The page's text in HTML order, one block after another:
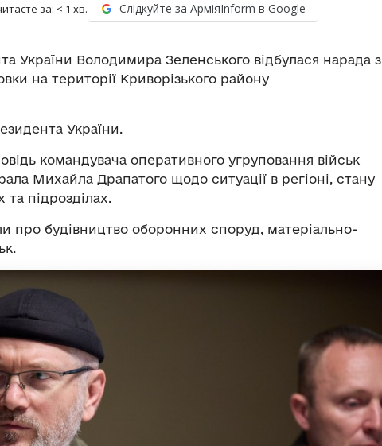
за: < 1 хв. Слідкуйте за АрміяInform в Google
України Володимира Зеленського відбулася нарада з
на території Криворізького району
України.
командувача оперативного угруповання військ
Михайла Драпатого щодо ситуації в регіоні, стану
та підрозділах.
про будівництво оборонних споруд, матеріально-